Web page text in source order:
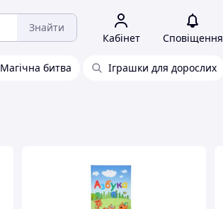
Знайти
Кабінет Сповіщення
Магічна битва Іграшки для дорослих